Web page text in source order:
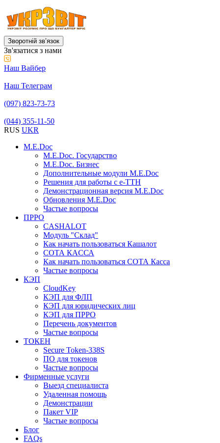
Зворотній звʼязок
Зв'язатися з нами
Наш Вайбер
Наш Телеграм
(097) 823-73-73
(044) 355-11-50
RUS UKR
M.E.Doc
M.E.Doc. Государство
M.E.Doc. Бизнес
Дополнительные модули M.E.Doc
Решения для работы с е-ТТН
Демонстрационная версия M.E.Doc
Обновления M.E.Doc
Частые вопросы
ПРРО
CASHALOT
Модуль "Склад"
Как начать пользоваться Кашалот
СОТА КАCСА
Как начать пользоваться СОТА Касса
Частые вопросы
КЭП
CloudKey
КЭП для ФЛП
КЭП для юридических лиц
КЭП для ПРРО
Перечень документов
Частые вопросы
ТОКЕН
Secure Token-338S
ПО для токенов
Частые вопросы
Фирменные услуги
Выезд специалиста
Удаленная помощь
Демонстрации
Пакет VIP
Частые вопросы
Блог
FAQs